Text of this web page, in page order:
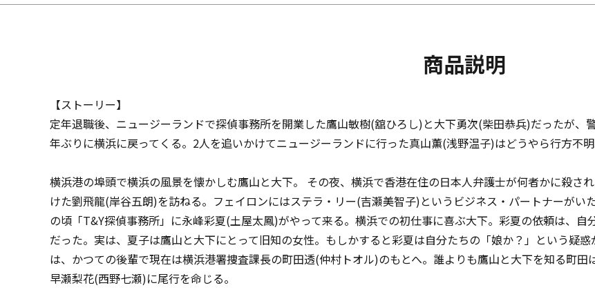
商品説明
【ストーリー】
定年退職後、ニュージーランドで探偵事務所を開業した鷹山敏樹(舘ひろし)と大下勇次(柴田恭兵)だったが、
年ぶりに横浜に戻ってくる。2人を追いかけてニュージーランドに行った真山薫(浅野温子)はどうやら行方不明
横浜港の埠頭で横浜の風景を懐かしむ鷹山と大下。 その夜、横浜で香港在住の日本人弁護士が何者かに殺さ
けた劉飛龍(岸谷五朗)を訪ねる。フェイロンにはステラ・リー(吉瀬美智子)というビジネス・パートナーが
の頃「T&Y探偵事務所」に永峰彩夏(土屋太鳳)がやって来る。横浜での初仕事に喜ぶ大下。彩夏の依頼は、
だった。実は、夏子は鷹山と大下にとって旧知の女性。もしかすると彩夏は自分たちの「娘か？」という疑
は、かつての後輩で現在は横浜港署捜査課長の町田透(仲村トオル)のもとへ。誰よりも鷹山と大下を知る町
早瀬梨花(西野七瀬)に尾行を命じる。